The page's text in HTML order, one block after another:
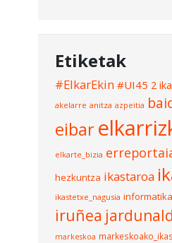
Etiketak
#ElkarEkin #UI45 2
akelarre anitza azpeitia
eibar
elkarte_bizia
hezkuntza ikastaroa
ikastetxe_nagusia informatika
iruñea
markeskoa